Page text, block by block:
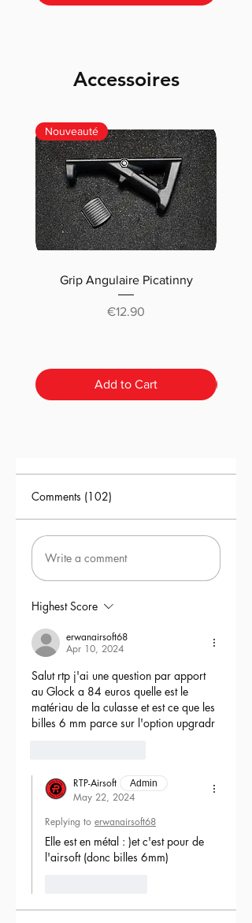
Accessoires
Nouveauté
Grip Angulaire Picatinny
Price
€12.90
Add to Cart
Comments (102)
Write a comment
Highest Score
erwanairsoft68
Apr 10, 2024
Salut rtp j'ai une question par apport
au Glock a 84 euros quelle est le
matériau de la culasse et est ce que les
billes 6 mm parce sur l'option upgradr
RTP-Airsoft Admin
May 22, 2024
Replying to erwanairsoft68
Elle est en métal : )et c'est pour de
l'airsoft (donc billes 6mm)